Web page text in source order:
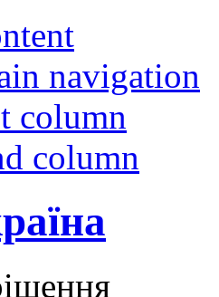
navigation
column
column